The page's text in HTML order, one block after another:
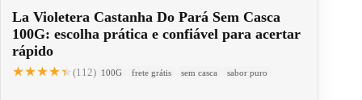
La Violetera Castanha Do Pará Sem Casca
100G: escolha prática e confiável para acertar
rápido
★★★★★
★★★★★ (112) 100G frete grátis sem casca sabor puro